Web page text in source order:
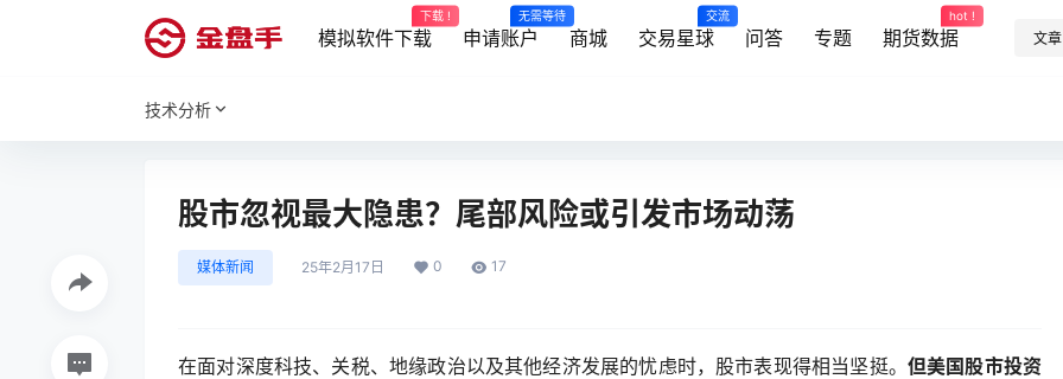
模拟软件下载
下载 !
申请账户
无需等待
商城 交易星球
交流
问答 专题 期货数据
hot !
文章
技术分析
股市忽视最大隐患？尾部风险或引发市场动荡
媒体新闻 25年2月17日 0 17
在面对深度科技、关税、地缘政治以及其他经济发展的忧虑时，股市表现得相当坚挺。 但美国股市投资